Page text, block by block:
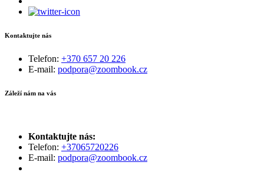
Kontaktujte nás
Telefon: +370 657 20 226
E-mail: podpora@zoombook.cz
Záleží nám na vás
Kontaktujte nás:
Telefon: +37065720226
E-mail: podpora@zoombook.cz